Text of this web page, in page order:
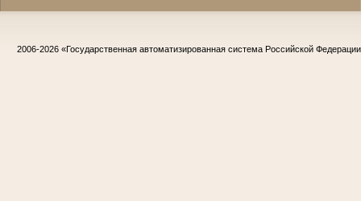
2006-2026 «Государственная автоматизированная система Российской